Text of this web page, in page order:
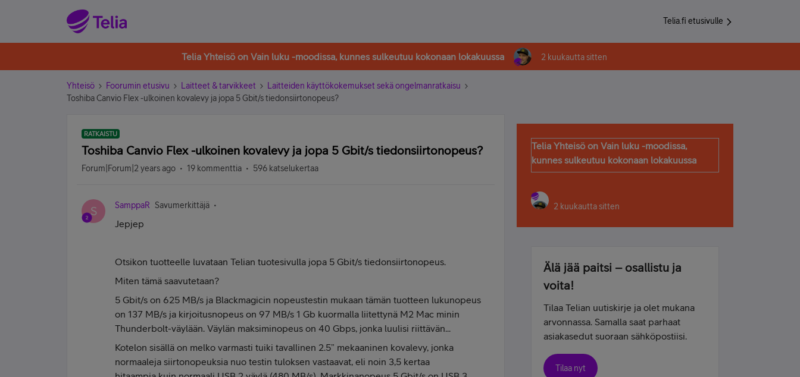
Telia.fi etusivulle
Telia Yhteisö on Vain luku -moodissa, kunnes sulkeutuu kokonaan lokakuussa 2 kuukautta sitten
Yhteisö Foorumin etusivu Laitteet & tarvikkeet
Laitteiden käyttökokemukset sekä ongelmanratkaisu
Toshiba Canvio Flex -ulkoinen kovalevy ja jopa 5 Gbit/s tiedonsiirtonopeus?
RATKAISTU
Toshiba Canvio Flex -ulkoinen kovalevy ja jopa 5 Gbit/s tiedonsiirtonopeus?
Forum|Forum|2 years ago 19 kommenttia 596 katselukertaa
S SamppaR Savumerkittäjä
Jepjep
Otsikon tuotteelle luvataan Telian tuotesivulla jopa 5 Gbit/s tiedonsiirtonopeus.
Miten tämä saavutetaan?
5 Gbit/s on 625 MB/s ja Blackmagicin nopeustestin mukaan tämän tuotteen lukunopeus
on 137 MB/s ja kirjoitusnopeus on 97 MB/s 1 Gb kuormalla liitettynä M2 Mac minin
Thunderbolt-väylään. Väylän maksiminopeus on 40 Gbps, jonka luulisi riittävän...
Kotelon sisällä on melko varmasti tuiki tavallinen 2.5” mekaaninen kovalevy, jonka
normaaleja siirtonopeuksia nuo testin tuloksen vastaavat, eli noin 3,5 kertaa
Telia Yhteisö on Vain luku -moodissa,
kunnes sulkeutuu kokonaan lokakuussa
2 kuukautta sitten
Älä jää paitsi – osallistu ja
voita!
Tilaa Telian uutiskirje ja olet mukana
arvonnassa. Samalla saat parhaat
asiakasedut suoraan sähköpostiisi.
Tilaa nyt